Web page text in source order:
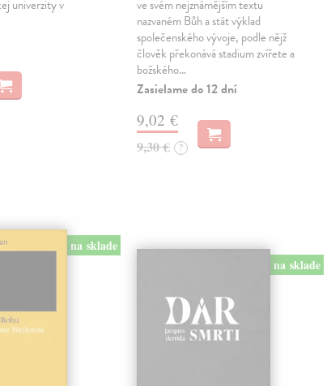
univerzity v
ve svém nejznámějším textu
nazvaném Bůh a stát výklad
společenského vývoje, podle nějž
člověk překonává stadium zvířete a
božského…
Zasielame do 12 dní
9,02 €
9,30 € ?
na sklade
na sklade